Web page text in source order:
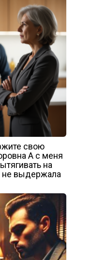
свою
А с меня
на
не выдержала